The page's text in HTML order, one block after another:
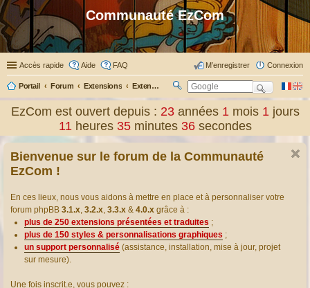
Communauté EzCom
Accès rapide Aide FAQ Connexion
M’enregistrer
Portail Forum Extensions Extensions présentées & traduites
ch
er
EzCom est ouvert depuis : 23 années1 mois1 jours
11 heures35 minutes36 secondes
Bienvenue sur le forum de la Communauté
EzCom !
En ces lieux, nous vous aidons à mettre en place et à personnaliser votre
forum phpBB 3.1.x, 3.2.x, 3.3.x & 4.0.x grâce à :
plus de 250 extensions présentées et traduites ;
plus de 150 styles & personnalisations graphiques ;
un support personnalisé (assistance, installation, mise à jour, projet
sur mesure).
Une fois inscrit.e, vous pouvez :